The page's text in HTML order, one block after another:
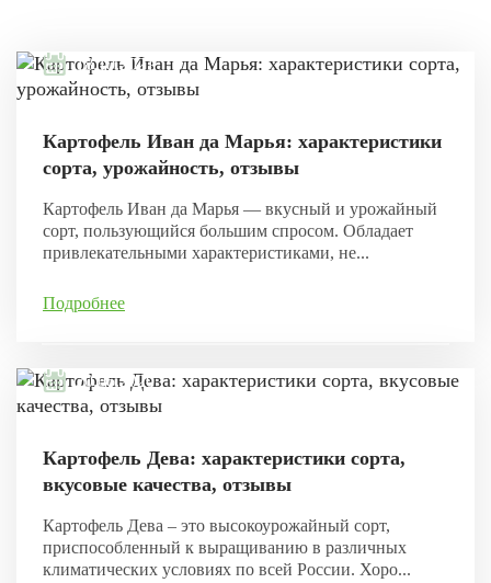
18.10.2021
Картофель Иван да Марья: характеристики
сорта, урожайность, отзывы
Картофель Иван да Марья — вкусный и урожайный
сорт, пользующийся большим спросом. Обладает
привлекательными характеристиками, не...
Подробнее
20.06.2020
Картофель Дева: характеристики сорта,
вкусовые качества, отзывы
Картофель Дева – это высокоурожайный сорт,
приспособленный к выращиванию в различных
климатических условиях по всей России. Хоро...